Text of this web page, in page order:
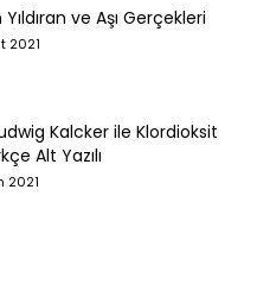
ve Aşı Gerçekleri
2021
Kalcker ile Klordioksit
Alt Yazılı
2021